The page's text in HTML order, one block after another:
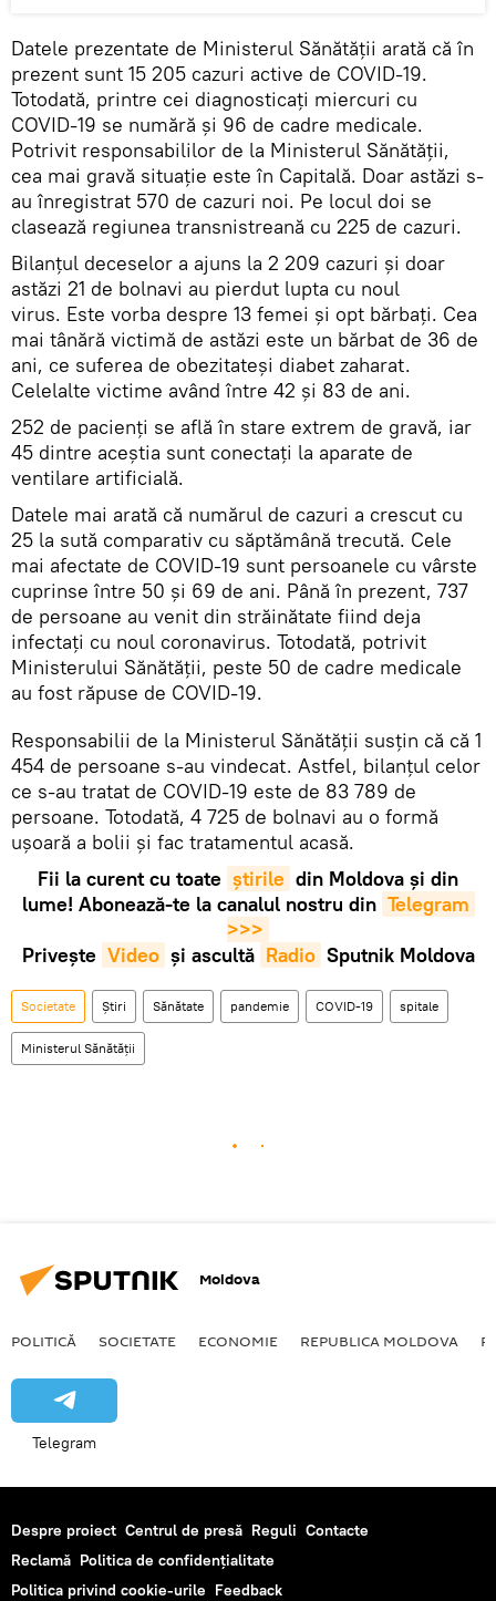
Datele prezentate de Ministerul Sănătății arată că în
prezent sunt 15 205 cazuri active de COVID-19.
Totodată, printre cei diagnosticați miercuri cu
COVID-19 se numără și 96 de cadre medicale.
Potrivit responsabililor de la Ministerul Sănătății,
cea mai gravă situație este în Capitală. Doar astăzi s-
au înregistrat 570 de cazuri noi. Pe locul doi se
clasează regiunea transnistreană cu 225 de cazuri.
Bilanțul deceselor a ajuns la 2 209 cazuri și doar
astăzi 21 de bolnavi au pierdut lupta cu noul
virus. Este vorba despre 13 femei și opt bărbați. Cea
mai tânără victimă de astăzi este un bărbat de 36 de
ani, ce suferea de obezitateși diabet zaharat.
Celelalte victime având între 42 și 83 de ani.
252 de pacienți se află în stare extrem de gravă, iar
45 dintre aceștia sunt conectați la aparate de
ventilare artificială.
Datele mai arată că numărul de cazuri a crescut cu
25 la sută comparativ cu săptămână trecută. Cele
mai afectate de COVID-19 sunt persoanele cu vârste
cuprinse între 50 și 69 de ani. Până în prezent, 737
de persoane au venit din străinătate fiind deja
infectați cu noul coronavirus. Totodată, potrivit
Ministerului Sănătății, peste 50 de cadre medicale
au fost răpuse de COVID-19.
Responsabilii de la Ministerul Sănătății susțin că că 1
454 de persoane s-au vindecat. Astfel, bilanțul celor
ce s-au tratat de COVID-19 este de 83 789 de
persoane. Totodată, 4 725 de bolnavi au o formă
ușoară a bolii și fac tratamentul acasă.
Fii la curent cu toate știrile din Moldova și din
lume! Abonează-te la canalul nostru din Telegram
>>>
Privește Video și ascultă Radio Sputnik Moldova
Societate Știri Sănătate pandemie COVID-19 spitale
Ministerul Sănătăţii
Moldova
POLITICĂ SOCIETATE ECONOMIE REPUBLICA MOLDOVA
Telegram
Despre proiect Centrul de presă Reguli Contacte
Reclamă Politica de confidențialitate
Politica privind cookie-urile Feedback